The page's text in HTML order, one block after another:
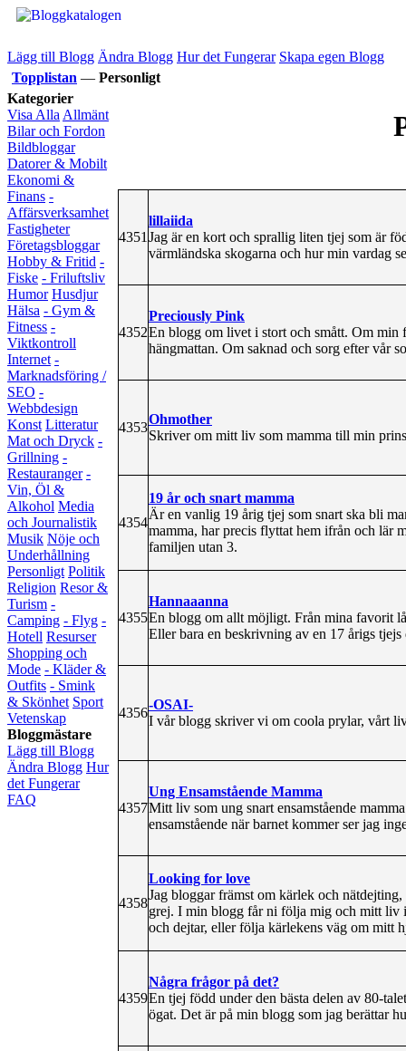
Lägg till Blogg Ändra Blogg Hur det Fungerar Skapa egen Blogg
Topplistan — Personligt
Kategorier
Visa Alla Allmänt
Bilar och Fordon
Bildbloggar
Datorer & Mobilt
Ekonomi &
Finans -
Affärsverksamhet
Fastigheter
Företagsbloggar
Hobby & Fritid -
Fiske - Friluftsliv
Humor Husdjur
Hälsa - Gym &
Fitness -
Viktkontroll
Internet -
Marknadsföring /
SEO -
Webbdesign
Konst Litteratur
Mat och Dryck -
Grillning -
Restauranger -
Vin, Öl &
Alkohol Media
och Journalistik
Musik Nöje och
Underhållning
Personligt Politik
Religion Resor &
Turism -
Camping - Flyg -
Hotell Resurser
Shopping och
Mode - Kläder &
Outfits - Smink
& Skönhet Sport
Vetenskap
Bloggmästare
Lägg till Blogg
Ändra Blogg Hur
det Fungerar
FAQ
4351
lillaiida
Jag är en kort och sprallig liten tjej som är
värmländska skogarna och hur min vardag
4352
Preciously Pink
En blogg om livet i stort och smått. Om
hängmattan. Om saknad och sorg efter vår
4353
Ohmother
Skriver om mitt liv som mamma till min
4354
19 år och snart mamma
Är en vanlig 19 årig tjej som snart ska bli
mamma, har precis flyttat hem ifrån och lär
familjen utan 3.
4355
Hannaaanna
En blogg om allt möjligt. Från mina favorit
Eller bara en beskrivning av en 17 årigs tjejs
4356
-OSAI-
I vår blogg skriver vi om coola prylar, vårt
4357
Ung Ensamstående Mamma
Mitt liv som ung snart ensamstående
ensamstående när barnet kommer ser jag
4358
Looking for love
Jag bloggar främst om kärlek och
grej. I min blogg får ni följa mig och mitt liv
och dejtar, eller följa kärlekens väg om mitt
4359
Några frågor på det?
En tjej född under den bästa delen av 80-
ögat. Det är på min blogg som jag berättar